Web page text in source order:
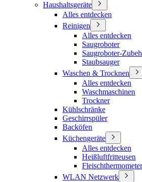
Haushaltsgeräte
Alles entdecken
Reinigen
Alles entdecken
Saugroboter
Saugroboter-
Staubsauger
Waschen & Trocknen
Alles entdecken
Waschmaschinen
Trockner
Kühlschränke
Geschirrspüler
Backöfen
Küchengeräte
Alles entdecken
Heißluftfritteusen
Fleischthermometer
WLAN Netzwerk